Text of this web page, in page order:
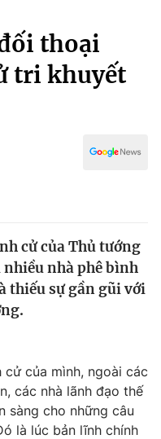
thoại
tri khuyết
cử của Thủ tướng
nhà phê bình
thiếu sự gần gũi với
của mình, ngoài các
các nhà lãnh đạo thế
sàng cho những câu
là lúc bản lĩnh chính